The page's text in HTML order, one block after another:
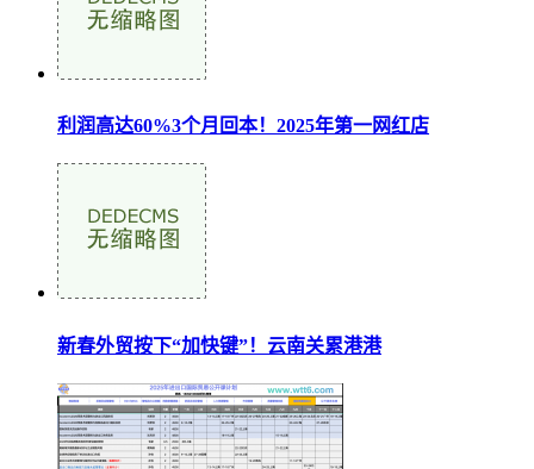
利润高达60%3个月回本！2025年第一网红店
新春外贸按下“加快键”！云南关累港港